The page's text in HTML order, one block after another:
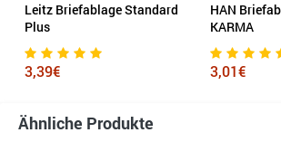
Leitz Briefablage Standard
Plus
3,39€
HAN
KARMA
3,01€
Ähnliche Produkte